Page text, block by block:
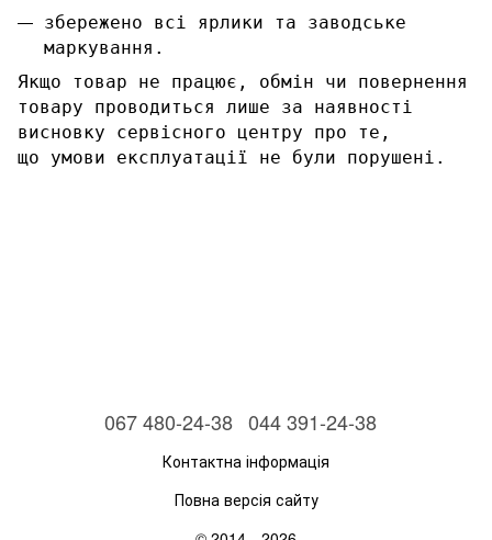
збережено всі ярлики та заводське
маркування.
Якщо товар не працює, обмін чи повернення
товару проводиться лише за наявності
висновку сервісного центру про те,
що умови експлуатації не були порушені.
067 480-24-38 044 391-24-38
Контактна інформація
Повна версія сайту